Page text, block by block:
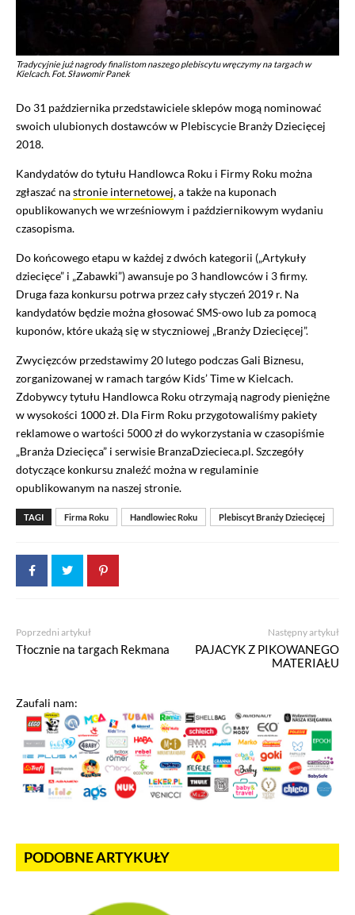
Tradycyjnie już nagrody finalistom naszego plebiscytu wręczymy na targach w
Kielcach. Fot. Sławomir Panek
Do 31 października przedstawiciele sklepów mogą nominować
swoich ulubionych dostawców w Plebiscycie Branży Dziecięcej
2018.
Kandydatów do tytułu Handlowca Roku i Firmy Roku można
zgłaszać nastronie internetowej, a także na kuponach
opublikowanych we wrześniowym i październikowym wydaniu
czasopisma.
Do końcowego etapu w każdej z dwóch kategorii („Artykuły
dziecięce” i „Zabawki”) awansuje po 3 handlowców i 3 firmy.
Druga faza konkursu potrwa przez cały styczeń 2019 r. Na
kandydatów będzie można głosować SMS-owo lub za pomocą
kuponów, które ukażą się w styczniowej „Branży Dziecięcej”.
Zwycięzców przedstawimy 20 lutego podczas Gali Biznesu,
zorganizowanej w ramach targów Kids’ Time w Kielcach.
Zdobywcy tytułu Handlowca Roku otrzymają nagrody pieniężne
w wysokości 1000 zł. Dla Firm Roku przygotowaliśmy pakiety
reklamowe o wartości 5000 zł do wykorzystania w czasopiśmie
„Branża Dziecięca” i serwisie BranzaDziecieca.pl. Szczegóły
dotyczące konkursu znaleźć można w regulaminie
opublikowanym na naszej stronie.
TAGI Firma Roku Handlowiec Roku Plebiscyt Branży Dziecięcej
Poprzedni artykuł
Tłocznie na targach Rekmana
Następny artykuł
PAJACYK Z PIKOWANEGO
MATERIAŁU
Zaufali nam:
PODOBNE ARTYKUŁY